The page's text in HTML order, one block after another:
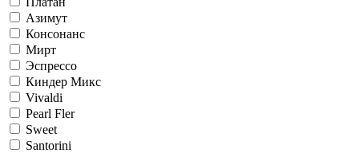
Азимут
Консонанс
Мирт
Эспрессо
Киндер Микс
Vivaldi
Pearl Fler
Sweet
Santorini